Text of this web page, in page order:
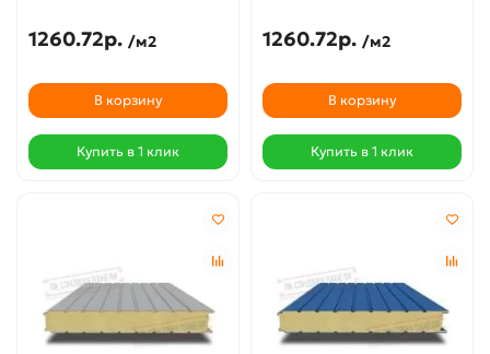
1260.72р. /м2
В корзину
Купить в 1 клик
1260.72р. /м2
В корзину
Купить в 1 клик